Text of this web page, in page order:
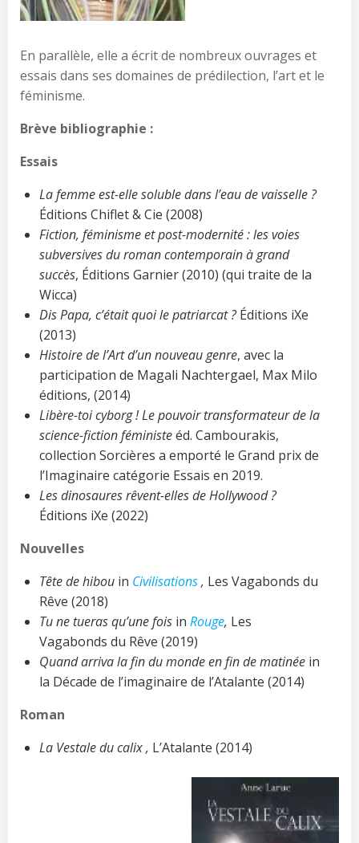
En parallèle, elle a écrit de nombreux ouvrages et
essais dans ses domaines de prédilection, l’art et le
féminisme.
Brève bibliographie :
Essais
La femme est-elle soluble dans l’eau de vaisselle ?
Éditions Chiflet & Cie (2008)
Fiction, féminisme et post-modernité : les voies
subversives du roman contemporain à grand
succès, Éditions Garnier (2010) (qui traite de la
Wicca)
Dis Papa, c’était quoi le patriarcat ?Éditions iXe
(2013)
Histoire de l’Art d’un nouveau genre, avec la
participation de Magali Nachtergael, Max Milo
éditions, (2014)
Libère-toi cyborg ! Le pouvoir transformateur de la
science-fiction féministeéd. Cambourakis,
collection Sorcières a emporté le Grand prix de
l’Imaginaire catégorie Essais en 2019.
Les dinosaures rêvent-elles de Hollywood ?
Éditions iXe (2022)
Nouvelles
Tête de hibou in Civilisations, Les Vagabonds du
Rêve (2018)
Tu ne tueras qu’une fois in Rouge, Les
Vagabonds du Rêve (2019)
Quand arriva la fin du monde en fin de matinée in
la Décade de l’imaginaire de l’Atalante (2014)
Roman
La Vestale du calix , L’Atalante (2014)